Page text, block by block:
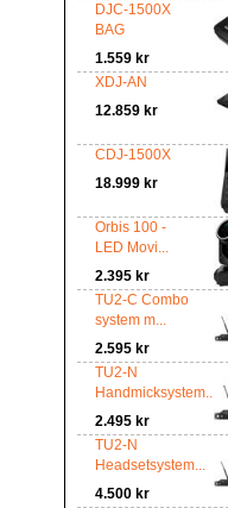
DJC-1500X
BAG
1.559 kr
XDJ-AN
12.859 kr
CDJ-1500X
18.999 kr
Orbis 100 -
LED Movi...
2.395 kr
TU2-C Combo
system m...
2.595 kr
TU2-N
Handmicksystem...
2.495 kr
TU2-N
Headsetsystem...
4.500 kr